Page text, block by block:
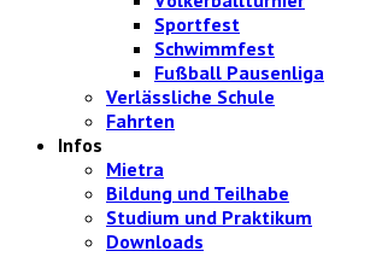
Sportfest
Schwimmfest
Fußball Pausenliga
Verlässliche Schule
Fahrten
Infos
Mietra
Bildung und Teilhabe
Studium und Praktikum
Downloads